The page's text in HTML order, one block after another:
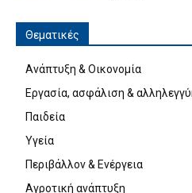
Θεματικές
Ανάπτυξη & Οικονομία
Εργασία, ασφάλιση &
Παιδεία
Υγεία
Περιβάλλον & Ενέργεια
Αγροτική ανάπτυξη